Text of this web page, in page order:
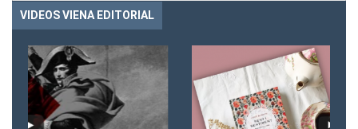
VIDEOS VIENA EDITORIAL